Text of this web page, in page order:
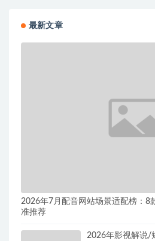
最新文章
2026年7月配音网站场景适配榜：8
准推荐
2026年影视解说/